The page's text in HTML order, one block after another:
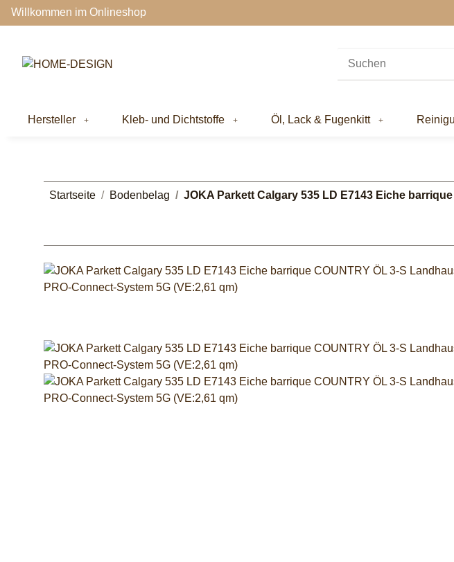
Willkommen im Onlineshop
Hersteller Kleb- und Dichtstoffe Öl, Lack & Fugenkitt
Startseite Bodenbelag JOKA Parkett Calgary 535 LD E7143 Eiche